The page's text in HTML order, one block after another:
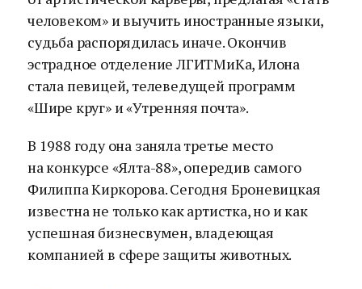
человеком» и выучить иностранные языки,
судьба распорядилась иначе. Окончив
эстрадное отделение ЛГИТМиКа, Илона
стала певицей, телеведущей программ
«Шире круг» и «Утренняя почта».
В 1988 году она заняла третье место
на конкурсе «Ялта-88», опередив самого
Филиппа Киркорова. Сегодня Броневицкая
известна не только как артистка, но и как
успешная бизнесвумен, владеющая
компанией в сфере защиты животных.